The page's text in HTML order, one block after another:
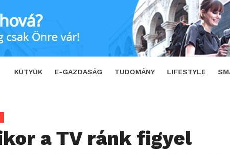
KÜTYÜK E-GAZDASÁG TUDOMÁNY LIFESTYLE
SHARE
a TV ránk figyel